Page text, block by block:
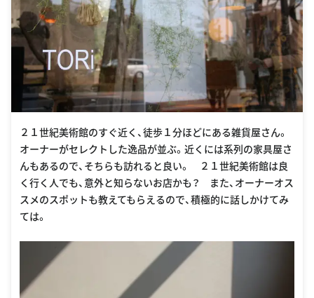
２１世紀美術館のすぐ近く、徒歩１分ほどにある雑貨屋さん。
オーナーがセレクトした逸品が並ぶ。近くには系列の家具屋さ
んもあるので、そちらも訪れると良い。 ２１世紀美術館は良
く行く人でも、意外と知らないお店かも？ また、オーナーオス
スメのスポットも教えてもらえるので、積極的に話しかけてみ
ては。